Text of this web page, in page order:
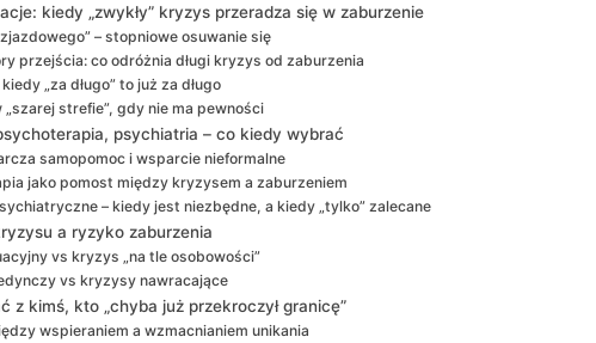
kiedy „zwykły” kryzys przeradza się w zaburzenie
– stopniowe osuwanie się
przejścia: co odróżnia długi kryzys od zaburzenia
„za długo” to już za długo
„szarej strefie”, gdy nie ma pewności
psychiatria – co kiedy wybrać
samopomoc i wsparcie nieformalne
jako pomost między kryzysem a zaburzeniem
– kiedy jest niezbędne, a kiedy „tylko” zalecane
a ryzyko zaburzenia
vs kryzys „na tle osobowości”
vs kryzysy nawracające
z kimś, kto „chyba już przekroczył granicę”
wspieraniem a wzmacnianiem unikania